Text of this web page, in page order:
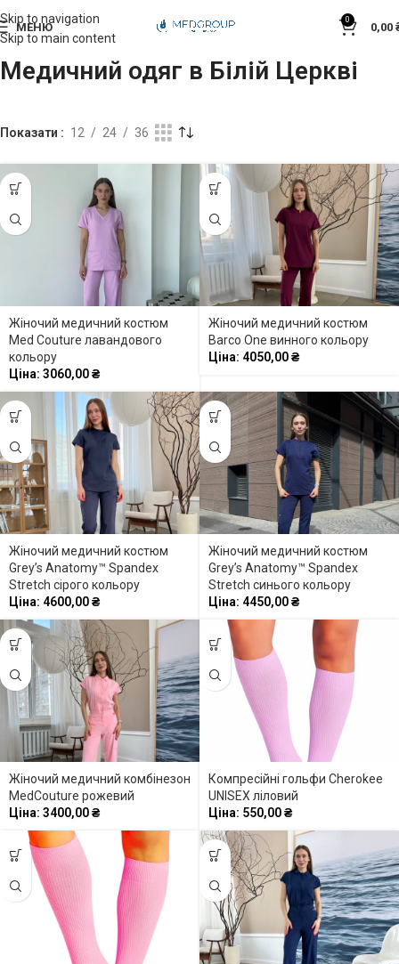
Skip to navigation
Skip to main content
МЕНЮ
0
0,00
Медичний одяг в Білій Церкві
Показати 12 24 36
Жіночий медичний костюм
Med Couture лавандового
кольору
Ціна: 3060,00₴
Жіночий медичний костюм
Barco One винного кольору
Ціна: 4050,00₴
Жіночий медичний костюм
Grey’s Anatomy™ Spandex
Stretch сірого кольору
Ціна: 4600,00₴
Жіночий медичний костюм
Grey’s Anatomy™ Spandex
Stretch синього кольору
Ціна: 4450,00₴
Жіночий медичний комбінезон
MedCouture рожевий
Ціна: 3400,00₴
Компресійні гольфи Cherokee
UNISEX ліловий
Ціна: 550,00₴